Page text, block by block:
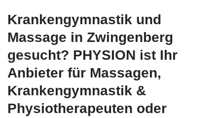
Krankengymnastik und
Massage in Zwingenberg
gesucht? PHYSION ist Ihr
Anbieter für Massagen,
Krankengymnastik &
Physiotherapeuten oder